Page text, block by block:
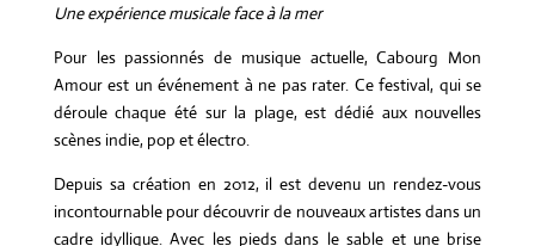
Une expérience musicale face à la mer
Pour les passionnés de musique actuelle, Cabourg Mon
Amour est un événement à ne pas rater. Ce festival, qui se
déroule chaque été sur la plage, est dédié aux nouvelles
scènes indie, pop et électro.
Depuis sa création en 2012, il est devenu un rendez-vous
incontournable pour découvrir de nouveaux artistes dans un
cadre idyllique. Avec les pieds dans le sable et une brise